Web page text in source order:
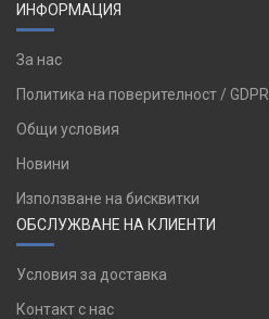
ИНФОРМАЦИЯ
За нас
Политика на поверителност / GDPR
Общи условия
Новини
Използване на бисквитки
ОБСЛУЖВАНЕ НА КЛИЕНТИ
Условия за доставка
Контакт с нас